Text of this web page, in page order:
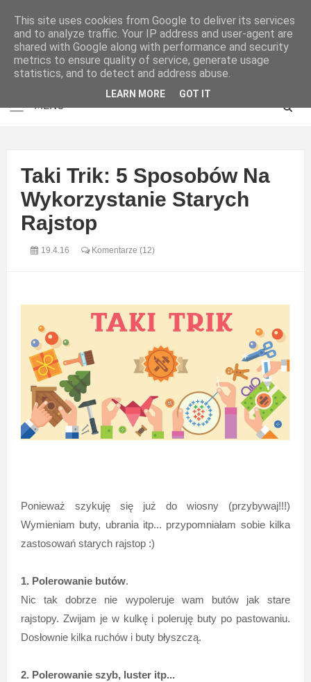
Taki Trik: 5 Sposobów Na
Wykorzystanie Starych
Rajstop
19.4.16 Komentarze (12)
Ponieważ szykuję się już do wiosny (przybywaj!!!)
Wymieniam buty, ubrania itp... przypomniałam sobie kilka
zastosowań starych rajstop :)
1. Polerowanie butów.
Nic tak dobrze nie wypoleruje wam butów jak stare
rajstopy. Zwijam je w kulkę i poleruję buty po pastowaniu.
Dosłownie kilka ruchów i buty błyszczą.
2. Polerowanie szyb, luster itp...
This site uses cookies from Google to deliver its services
and to analyze traffic. Your IP address and user-agent are
shared with Google along with performance and security
metrics to ensure quality of service, generate usage
statistics, and to detect and address abuse.
LEARN MORE GOT IT